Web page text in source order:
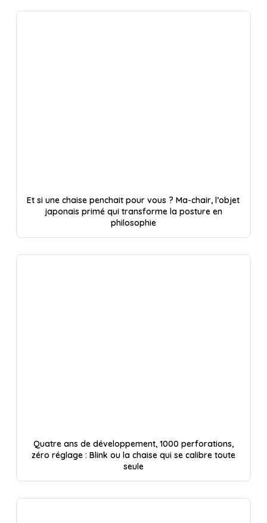
Et si une chaise penchait pour vous ? Ma-chair, l’objet
japonais primé qui transforme la posture en
philosophie
Quatre ans de développement, 1000 perforations,
zéro réglage : Blink ou la chaise qui se calibre toute
seule